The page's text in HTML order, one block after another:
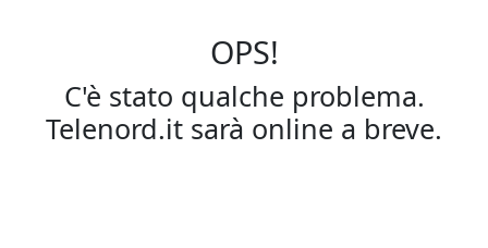
OPS!
C'è stato qualche problema.
Telenord.it sarà online a breve.